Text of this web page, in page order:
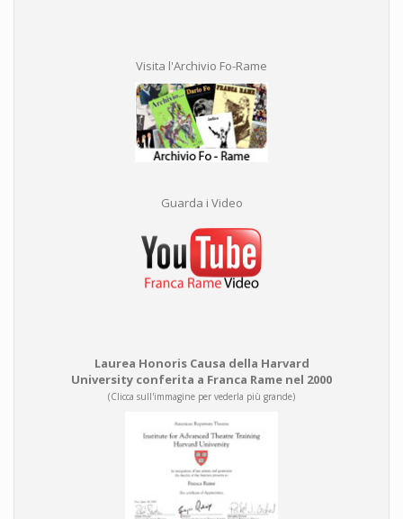
Visita l'Archivio Fo-Rame
Guarda i Video
Laurea Honoris Causa della Harvard
University conferita a Franca Rame nel 2000
(Clicca sull'immagine per vederla più grande)